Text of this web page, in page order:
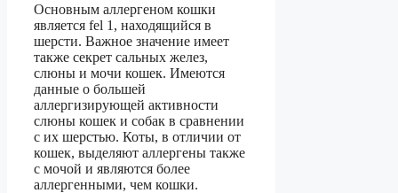
Основным аллергеном кошки
является fel 1, находящийся в
шерсти. Важное значение имеет
также секрет сальных желез,
слюны и мочи кошек. Имеются
данные о большей
аллергизирующей активности
слюны кошек и собак в сравнении
с их шерстью. Коты, в отличии от
кошек, выделяют аллергены также
с мочой и являются более
аллергенными, чем кошки.